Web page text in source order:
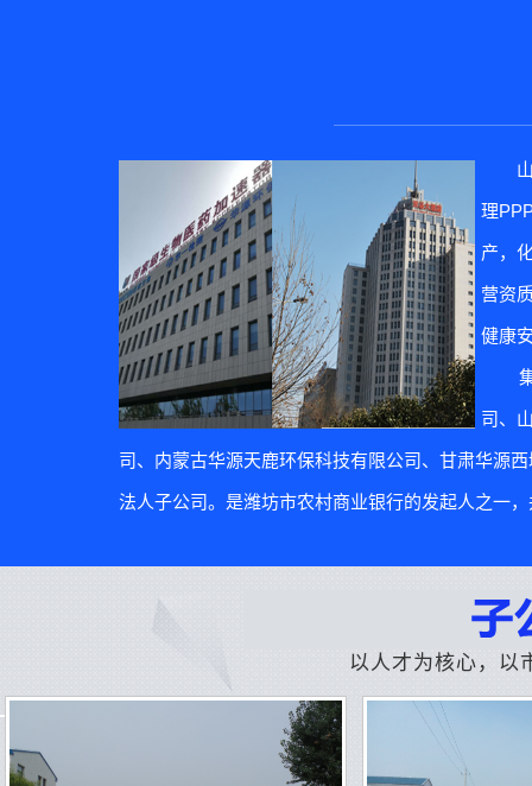
土壤修复
理
产，
营资
健康
集团
司、
司、内蒙古华源天鹿环保科技有限公司、甘肃华源
法人子公司。是潍坊市农村商业银行的发起人之一
以人才为核心，以